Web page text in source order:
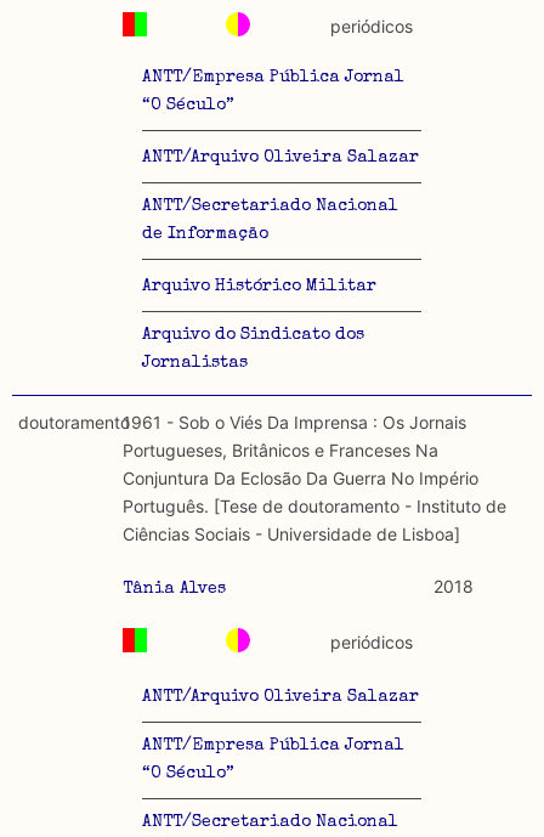
ANTT/Empresa Pública Jornal
“O Século”
ANTT/Arquivo Oliveira Salazar
ANTT/Secretariado Nacional
de Informação
Arquivo Histórico Militar
Arquivo do Sindicato dos
Jornalistas
periódicos
doutoramento1961 - Sob o Viés Da Imprensa : Os Jornais
Portugueses, Britânicos e Franceses Na
Conjuntura Da Eclosão Da Guerra No Império
Português. [Tese de doutoramento - Instituto de
Ciências Sociais - Universidade de Lisboa]
Tânia Alves 2018
ANTT/Arquivo Oliveira Salazar
ANTT/Empresa Pública Jornal
“O Século”
ANTT/Secretariado Nacional
periódicos